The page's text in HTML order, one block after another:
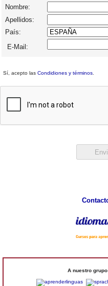
Nombre:
Apellidos:
País:
E-Mail:
Sí, acepto las Condidiones y términos.
A nuestro